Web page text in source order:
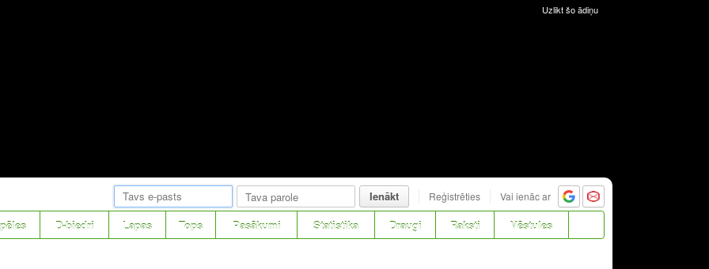
Uzlikt šo ādiņu
Ienākt Reģistrēties Vai ienāc ar
D-biedri Lapas Tops Pasākumi Statistika Draugi Raksti Vēstules